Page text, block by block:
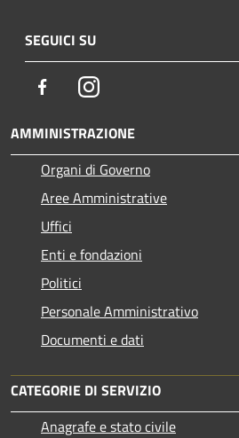
SEGUICI SU
FacebookInstagram
AMMINISTRAZIONE
Organi di Governo
Aree Amministrative
Uffici
Enti e fondazioni
Politici
Personale Amministrativo
Documenti e dati
CATEGORIE DI SERVIZIO
Anagrafe e stato civile